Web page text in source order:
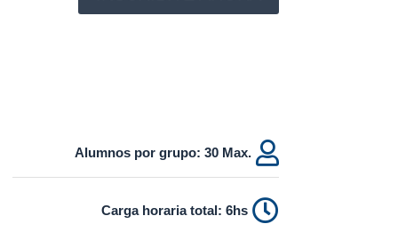

.Alumnos por grupo: 30 Max

Carga horaria total: 6hs